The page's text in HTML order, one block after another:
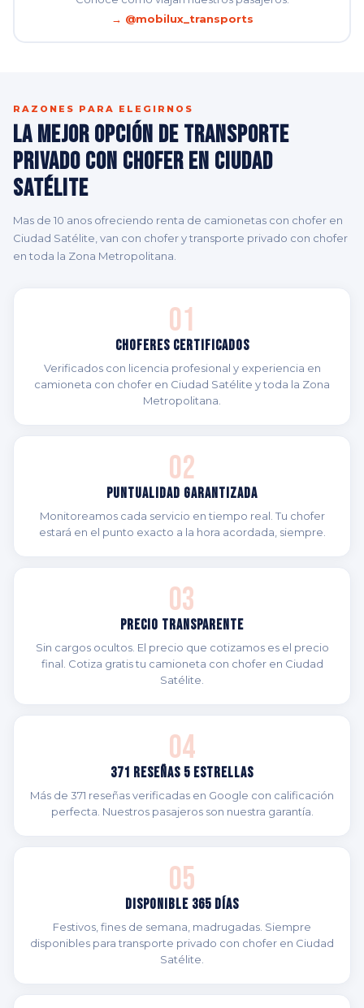
→ @mobilux_transports
RAZONES PARA ELEGIRNOS
La Mejor Opción de Transporte
Privado con Chofer en Ciudad
Satélite
Mas de 10 anos ofreciendo renta de camionetas con chofer en
Ciudad Satélite, van con chofer y transporte privado con chofer
en toda la Zona Metropolitana.
01
Choferes Certificados
Verificados con licencia profesional y experiencia en
camioneta con chofer en Ciudad Satélite y toda la Zona
Metropolitana.
02
Puntualidad Garantizada
Monitoreamos cada servicio en tiempo real. Tu chofer
estará en el punto exacto a la hora acordada, siempre.
03
Precio Transparente
Sin cargos ocultos. El precio que cotizamos es el precio
final. Cotiza gratis tu camioneta con chofer en Ciudad
Satélite.
04
371 Reseñas 5 Estrellas
Más de 371 reseñas verificadas en Google con calificación
perfecta. Nuestros pasajeros son nuestra garantía.
05
Disponible 365 Días
Festivos, fines de semana, madrugadas. Siempre
disponibles para transporte privado con chofer en Ciudad
Satélite.